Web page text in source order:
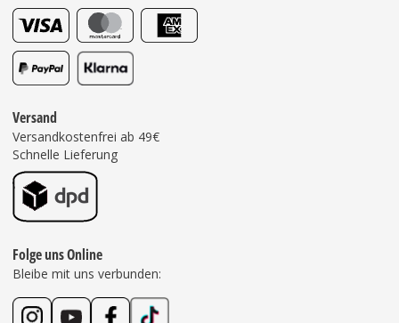
Versand
Versandkostenfrei ab 49€
Schnelle Lieferung
Folge uns Online
Bleibe mit uns verbunden: